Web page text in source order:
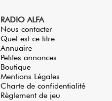
RADIO ALFA
Nous contacter
Quel est ce titre
Annuaire
Petites annonces
Boutique
Mentions Légales
Charte de confidentialité
Règlement de jeu